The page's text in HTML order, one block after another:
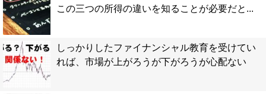
この三つの所得の違いを知ることが必要だと...
しっかりしたファイナンシャル教育を受けてい
れば、市場が上がろうが下がろうが心配ない